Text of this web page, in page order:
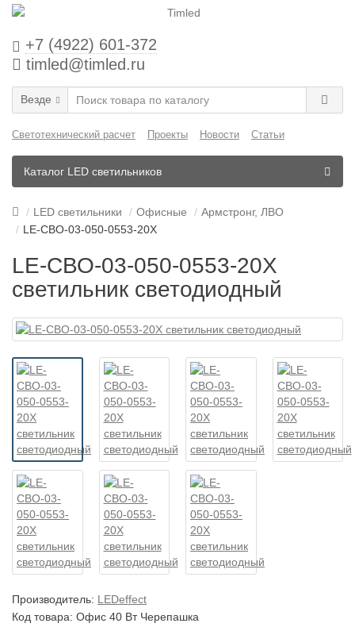
+7 (4922) 601-372
timled@timled.ru
Везде
Светотехнический расчет Проекты Новости Статьи
Каталог LED светильников
LED светильники Офисные
Армстронг, ЛВО
LE-СВО-03-050-0553-20Х
LE-СВО-03-050-0553-20Х
светильник светодиодный
Производитель: LEDeffect
Код товара: Офис 40 Вт Черепашка